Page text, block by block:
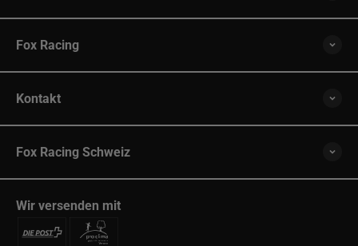
Fox Racing
Kontakt
Fox Racing Schweiz
Wir versenden mit